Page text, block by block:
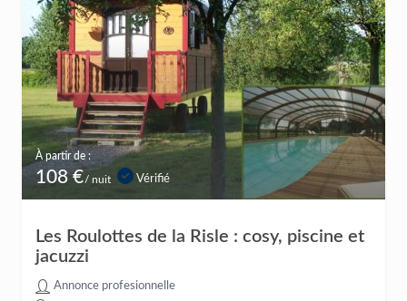
À partir de :
108 €/ nuit Vérifié
Les Roulottes de la Risle : cosy, piscine et
jacuzzi
Annonce profesionnelle